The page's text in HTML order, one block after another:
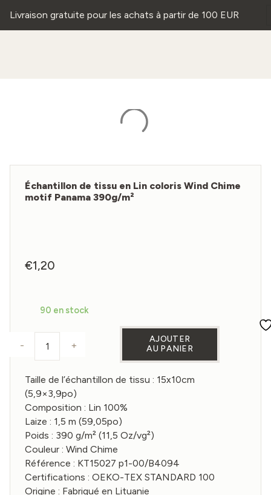
Livraison gratuite pour les achats à partir de 100 EUR
Échantillon de tissu en Lin coloris Wind Chime
motif Panama 390g/m²
€1,20
90 en stock
quantité de Échantillon de tissu en Lin coloris
- +
AJOUTER
AU PANIER
Taille de l’échantillon de tissu : 15x10cm
(5,9×3,9po)
Composition : Lin 100%
Laize : 1,5 m (59,05po)
Poids : 390 g/m² (11,5 Oz/vg²)
Couleur : Wind Chime
Référence : KT15027 p1-00/B4094
Certifications : OEKO-TEX STANDARD 100
Origine : Fabriqué en Lituanie